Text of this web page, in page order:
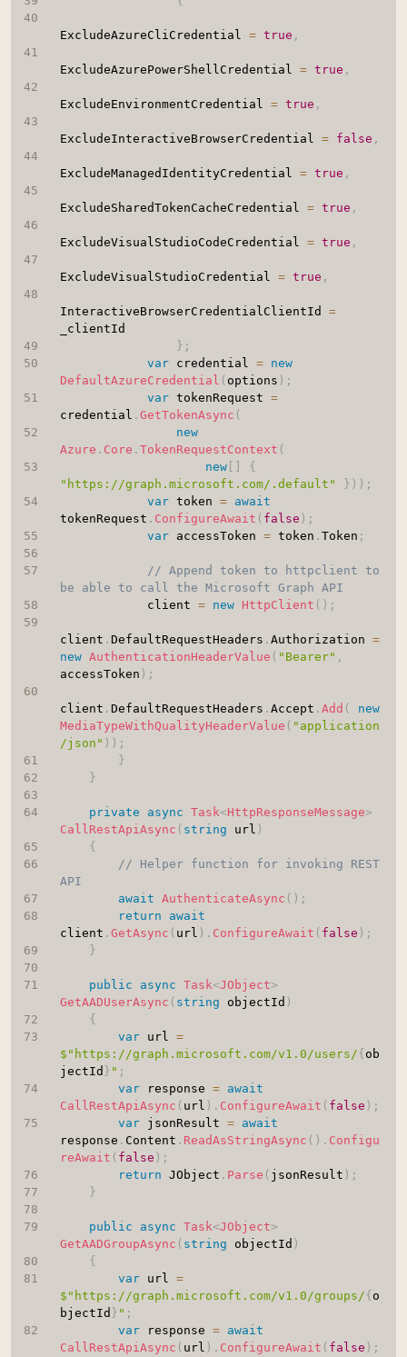
ExcludeAzureCliCredential = true ,
ExcludeAzurePowerShellCredential = true ,
ExcludeEnvironmentCredential = true ,
ExcludeInteractiveBrowserCredential = false ,
ExcludeManagedIdentityCredential = true ,
ExcludeSharedTokenCacheCredential = true ,
ExcludeVisualStudioCodeCredential = true ,
ExcludeVisualStudioCredential = true ,
InteractiveBrowserCredentialClientId =
_clientId
} ;
var credential =
new
DefaultAzureCredential ( options ) ;
var tokenRequest =
credential . GetTokenAsync (
new
Azure . Core . TokenRequestContext (
new[
{
"https://graph.microsoft.com/.default"
} ) ) ;
var token =
await
tokenRequest . ConfigureAwait ( false ) ;
var accessToken = token . Token ;
// Append token to httpclient to
be able to call the Microsoft Graph API
            client
= new HttpClient ( ) ;
client . DefaultRequestHeaders . Authorization =
new AuthenticationHeaderValue ( "Bearer" ,
accessToken ) ;
client . DefaultRequestHeaders . Accept . Add (
new
MediaTypeWithQualityHeaderValue ( "application
/json" ) ) ;
}
}
private async Task<HttpResponseMessage>
CallRestApiAsync ( string url )
{
// Helper function for invoking REST
API
await AuthenticateAsync ( ) ;
return
await
client . GetAsync ( url ) . ConfigureAwait ( false ) ;
}
public async Task<JObject>
GetAADUserAsync ( string objectId )
{
var url =
$"https://graph.microsoft.com/v1.0/users/{ ob
jectId } " ;
var response =
await
CallRestApiAsync ( url ) . ConfigureAwait ( false ) ;
var jsonResult =
await
response . Content . ReadAsStringAsync ( ) . Configu
reAwait ( false ) ;
return JObject . Parse ( jsonResult ) ;
}
public async Task<JObject>
GetAADGroupAsync ( string objectId )
{
var url =
$"https://graph.microsoft.com/v1.0/groups/{ o
bjectId } " ;
var response =
await
CallRestApiAsync ( url ) . ConfigureAwait ( false ) ;